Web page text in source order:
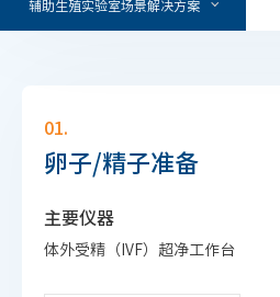
辅助生殖实验室场景解决方案
01.
卵子/精子准备
主要仪器
体外受精（IVF）超净工作台